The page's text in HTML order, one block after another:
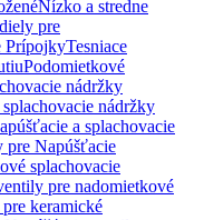
Nízko a stredne
pre
PrípojkyTesniace
Podomietkové
nádržky
nádržky
a splachovacie
pre Napúšťacie
splachovacie
pre nadomietkové
keramické